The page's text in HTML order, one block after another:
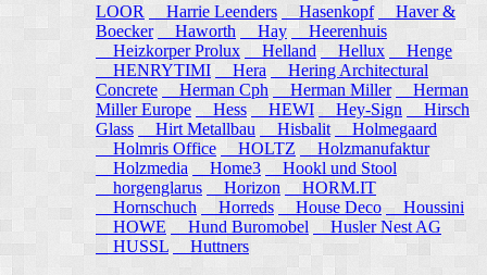
LOOR
Harrie Leenders Hasenkopf
Haver &
Boecker
Haworth Hay
Heerenhuis
Heizkorper Prolux
Helland Hellux
Henge
HENRYTIMI
Hera
Hering Architectural
Concrete
Herman Cph Herman Miller
Herman
Miller Europe
Hess HEWI Hey-Sign
Hirsch
Glass
Hirt Metallbau Hisbalit
Holmegaard
Holmris Office
HOLTZ
Holzmanufaktur
Holzmedia
Home3
Hookl und Stool
horgenglarus
Horizon
HORM.IT
Hornschuch
Horreds House Deco
Houssini
HOWE
Hund Buromobel
Husler Nest AG
HUSSL
Huttners